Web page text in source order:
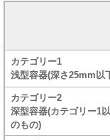
カテゴリー1
浅型容器(深さ25mm以
カテゴリー2
深型容器(カテゴリー1
のもの)